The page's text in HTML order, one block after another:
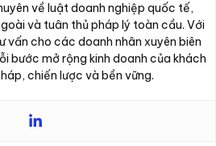
về luật doanh nghiệp quốc tế,
và tuân thủ pháp lý toàn cầu. Với
vấn cho các doanh nhân xuyên biên
bước mở rộng kinh doanh của khách
chiến lược và bền vững.